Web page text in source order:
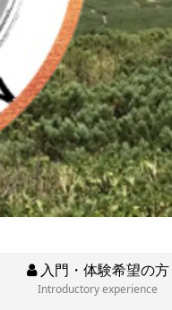
入門・体験希望の方
Introductory experience